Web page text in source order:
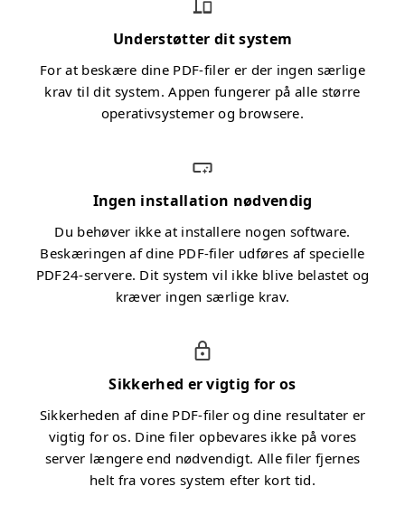
Understøtter dit system
For at beskære dine PDF-filer er der ingen særlige
krav til dit system. Appen fungerer på alle større
operativsystemer og browsere.
Ingen installation nødvendig
Du behøver ikke at installere nogen software.
Beskæringen af dine PDF-filer udføres af specielle
PDF24-servere. Dit system vil ikke blive belastet og
kræver ingen særlige krav.
Sikkerhed er vigtig for os
Sikkerheden af dine PDF-filer og dine resultater er
vigtig for os. Dine filer opbevares ikke på vores
server længere end nødvendigt. Alle filer fjernes
helt fra vores system efter kort tid.